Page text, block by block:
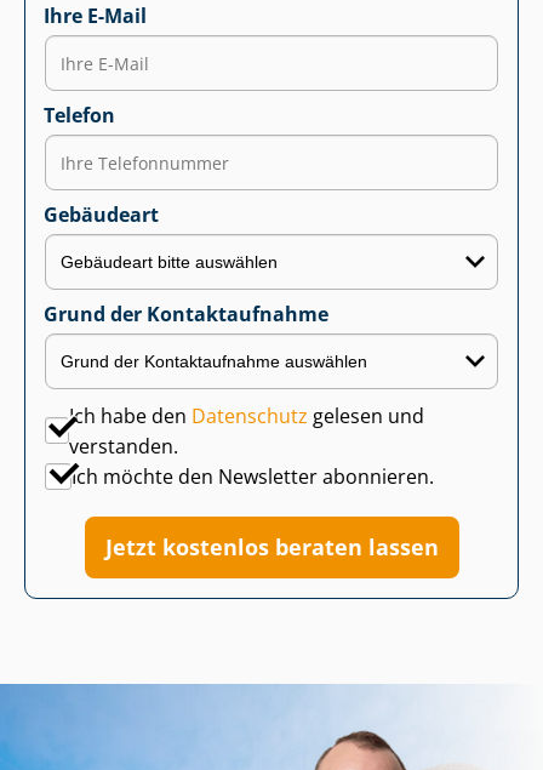
Ihre E-Mail
Telefon
Gebäudeart
Grund der Kontaktaufnahme
Ich habe den Datenschutz gelesen und
verstanden.
Ich möchte den Newsletter abonnieren.
Jetzt kostenlos beraten lassen